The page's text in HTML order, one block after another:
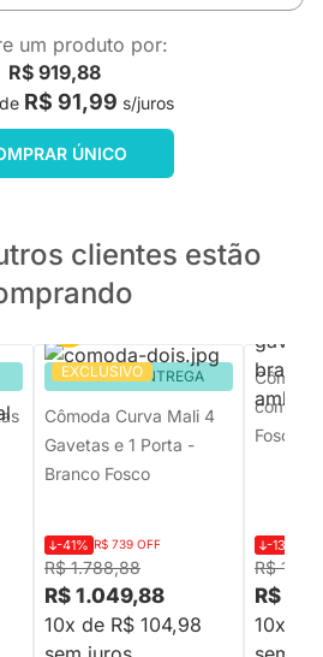
um produto por:
R$ 919,88
de R$ 91,99 s/juros
ÚNICO
clientes estão
EXCLUSIVO
PRONTA ENTREGA
Cômoda Curva Mali 4
Gavetas e 1 Porta -
Branco Fosco
R$ 1.788,88
-41% R$ 739 OFF
R$ 1.049,88
10x de R$ 104,98
com
Fosco
R$
-13%
R$
10x de